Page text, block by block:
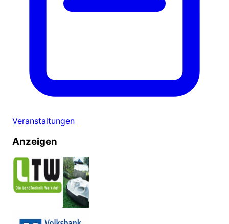
Veranstaltungen
Anzeigen